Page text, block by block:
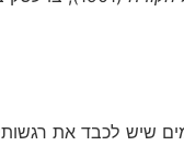
שיש לכבד את